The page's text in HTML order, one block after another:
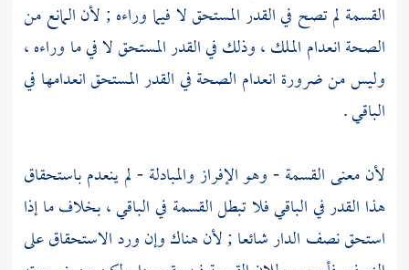
القسمة لم تصح في القدر المستحق لا فيما وراءه ; لأن المانع من
الصحة انعدام الملك ، وذلك في القدر المستحق لا في ما وراءه ،
وليس من ضرورة انعدام الصحة في القدر المستحق انعدامها في
الباقي .
لأن معنى القسمة - وهو الإفراز والمبادلة - لم ينعدم باستحقاق
هذا القدر في الباقي فلا تبطل القسمة في الباقي ، بخلاف ما إذا
استحق نصف الدار شائعا ; لأن هناك وإن ورد الاستحقاق على